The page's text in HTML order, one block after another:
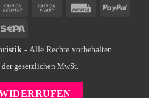
Cash
Delivery
Cash
Invoice
- Alle Rechte vorbehalten.
gesetzlichen MwSt.